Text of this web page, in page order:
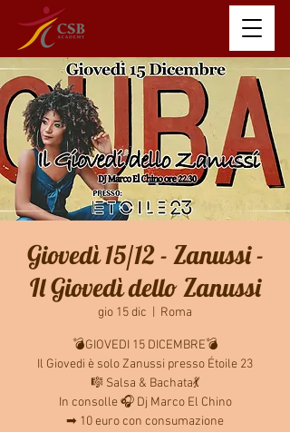
Giovedì 15/12 - Zanussi -
Il Giovedì dello Zanussi
gio 15 dic Roma
💣GIOVEDI 15 DICEMBRE💣
Il Giovedi è solo Zanussi presso Étoile 23
🎼 Salsa & Bachata💃
In consolle 🎧 Dj Marco El Chino
➡ 10 euro con consumazione